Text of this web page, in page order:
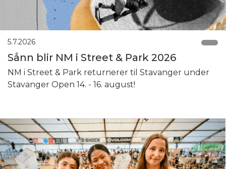
5.7.2026
Sånn blir NM i Street & Park 2026
NM i Street & Park returnerer til Stavanger under
Stavanger Open 14. - 16. august!